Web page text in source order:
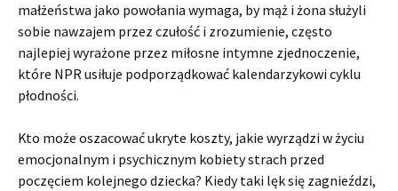
małżeństwa jako powołania wymaga, by mąż i żona służyli
sobie nawzajem przez czułość i zrozumienie, często
najlepiej wyrażone przez miłosne intymne zjednoczenie,
które NPR usiłuje podporządkować kalendarzykowi cyklu
płodności.
Kto może oszacować ukryte koszty, jakie wyrządzi w życiu
emocjonalnym i psychicznym kobiety strach przed
poczęciem kolejnego dziecka? Kiedy taki lęk się zagnieździ,